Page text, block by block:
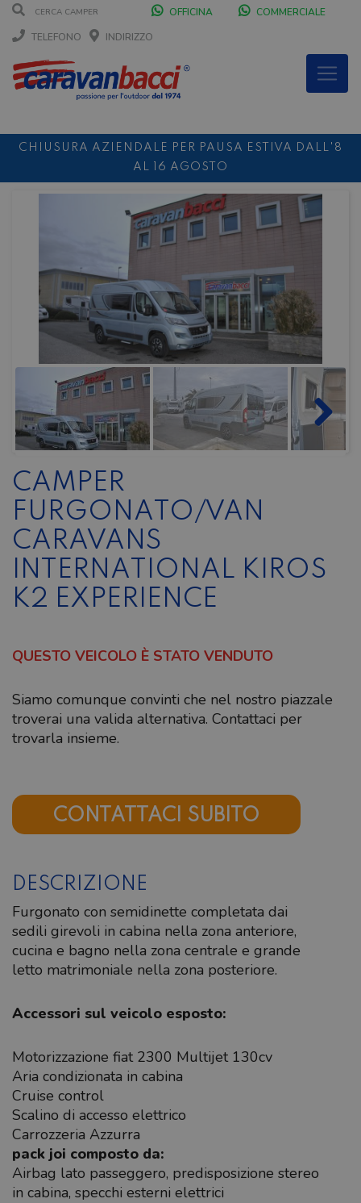
OFFICINA
COMMERCIALE
TELEFONO
INDIRIZZO
CHIUSURA AZIENDALE PER PAUSA ESTIVA DALL'8
AL 16 AGOSTO
DURANTE IL MESE DI AGOSTO SIAMO CHIUSI IL
SABATO POMERIGGIO
NOLEGGIO ENTRO IL 31.08
NOLEGGI DI SETTEMBRE
CAMPER
FURGONATO/VAN
CARAVANS
INTERNATIONAL KIROS
K2 EXPERIENCE
QUESTO VEICOLO È STATO VENDUTO
Siamo comunque convinti che nel nostro piazzale
troverai una valida alternativa. Contattaci per
trovarla insieme.
CONTATTACI SUBITO
DESCRIZIONE
Furgonato con semidinette completata dai
sedili girevoli in cabina nella zona anteriore,
cucina e bagno nella zona centrale e grande
letto matrimoniale nella zona posteriore.
Accessori sul veicolo esposto:
Motorizzazione fiat 2300 Multijet 130cv
Aria condizionata in cabina
Cruise control
Scalino di accesso elettrico
Carrozzeria Azzurra
pack joi composto da:
Airbag lato passeggero, predisposizione stereo
in cabina, specchi esterni elettrici